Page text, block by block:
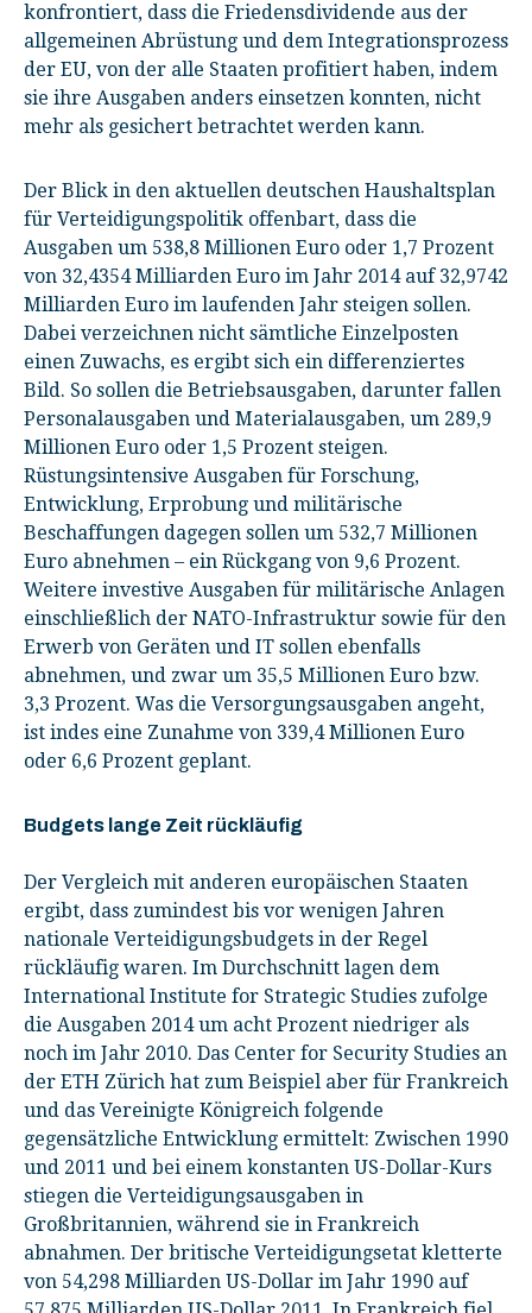
konfrontiert, dass die Friedensdividende aus der
allgemeinen Abrüstung und dem Integrationsprozess
der EU, von der alle Staaten profitiert haben, indem
sie ihre Ausgaben anders einsetzen konnten, nicht
mehr als gesichert betrachtet werden kann.
Der Blick in den aktuellen deutschen Haushaltsplan
für Verteidigungspolitik offenbart, dass die
Ausgaben um 538,8 Millionen Euro oder 1,7 Prozent
von 32,4354 Milliarden Euro im Jahr 2014 auf 32,9742
Milliarden Euro im laufenden Jahr steigen sollen.
Dabei verzeichnen nicht sämtliche Einzelposten
einen Zuwachs, es ergibt sich ein differenziertes
Bild. So sollen die Betriebsausgaben, darunter fallen
Personalausgaben und Materialausgaben, um 289,9
Millionen Euro oder 1,5 Prozent steigen.
Rüstungsintensive Ausgaben für Forschung,
Entwicklung, Erprobung und militärische
Beschaffungen dagegen sollen um 532,7 Millionen
Euro abnehmen – ein Rückgang von 9,6 Prozent.
Weitere investive Ausgaben für militärische Anlagen
einschließlich der NATO-Infrastruktur sowie für den
Erwerb von Geräten und IT sollen ebenfalls
abnehmen, und zwar um 35,5 Millionen Euro bzw.
3,3 Prozent. Was die Versorgungsausgaben angeht,
ist indes eine Zunahme von 339,4 Millionen Euro
oder 6,6 Prozent geplant.
Budgets lange Zeit rückläufig
Der Vergleich mit anderen europäischen Staaten
ergibt, dass zumindest bis vor wenigen Jahren
nationale Verteidigungsbudgets in der Regel
rückläufig waren. Im Durchschnitt lagen dem
International Institute for Strategic Studies zufolge
die Ausgaben 2014 um acht Prozent niedriger als
noch im Jahr 2010. Das Center for Security Studies an
der ETH Zürich hat zum Beispiel aber für Frankreich
und das Vereinigte Königreich folgende
gegensätzliche Entwicklung ermittelt: Zwischen 1990
und 2011 und bei einem konstanten US-Dollar-Kurs
stiegen die Verteidigungsausgaben in
Großbritannien, während sie in Frankreich
abnahmen. Der britische Verteidigungsetat kletterte
von 54,298 Milliarden US-Dollar im Jahr 1990 auf